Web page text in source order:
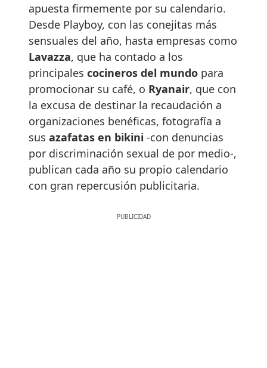
apuesta firmemente por su calendario.
Desde Playboy, con las conejitas más
sensuales del año, hasta empresas como
Lavazza, que ha contado a los
principales cocineros del mundo para
promocionar su café, o Ryanair, que con
la excusa de destinar la recaudación a
organizaciones benéficas, fotografía a
sus azafatas en bikini -con denuncias
por discriminación sexual de por medio-,
publican cada año su propio calendario
con gran repercusión publicitaria.